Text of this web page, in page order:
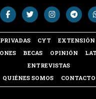
PRIVADAS CYT EXTENSIÓN
BECAS OPINIÓN
ENTREVISTAS
QUIÉNES SOMOS
CONTACTO